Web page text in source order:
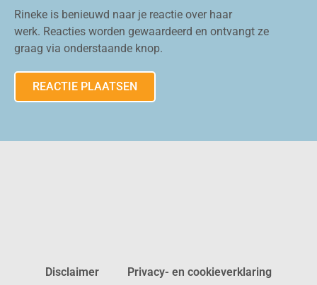
Rineke is benieuwd naar je reactie over haar
werk. Reacties worden gewaardeerd en ontvangt ze
graag via onderstaande knop.
REACTIE PLAATSEN
Disclaimer Privacy- en cookieverklaring